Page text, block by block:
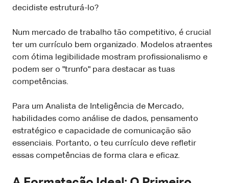
decidiste estruturá-lo?
Num mercado de trabalho tão competitivo, é crucial
ter um currículo bem organizado. Modelos atraentes
com ótima legibilidade mostram profissionalismo e
podem ser o "trunfo" para destacar as tuas
competências.
Para um Analista de Inteligência de Mercado,
habilidades como análise de dados, pensamento
estratégico e capacidade de comunicação são
essenciais. Portanto, o teu currículo deve refletir
essas competências de forma clara e eficaz.